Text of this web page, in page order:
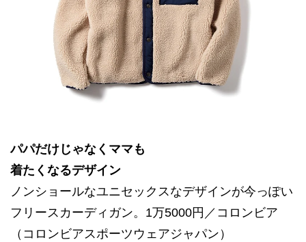
パパだけじゃなくママも
着たくなるデザイン
ノンショールなユニセックスなデザインが今っぽい
フリースカーディガン。1万5000円／コロンビア
（コロンビアスポーツウェアジャパン）